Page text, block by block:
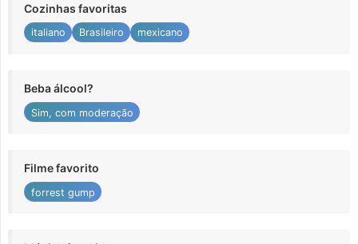
Cozinhas favoritas
italiano Brasileiro mexicano
Beba álcool?
Sim, com moderação
Filme favorito
forrest gump